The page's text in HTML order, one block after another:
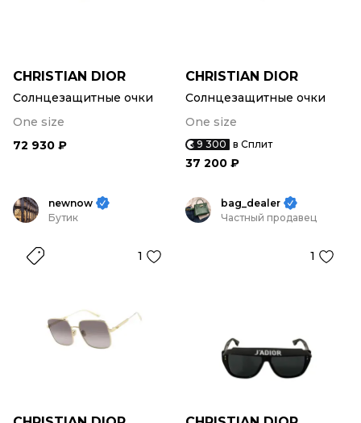
CHRISTIAN DIOR
Солнцезащитные очки
One size
72 930 ₽
CHRISTIAN DIOR
Солнцезащитные очки
One size
9 300 в Сплит
37 200 ₽
newnow
Бутик
1
bag_dealer
Частный продавец
1